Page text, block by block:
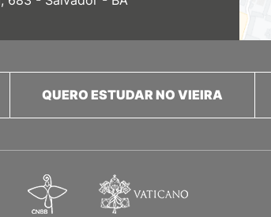
QUERO ESTUDAR NO VIEIRA